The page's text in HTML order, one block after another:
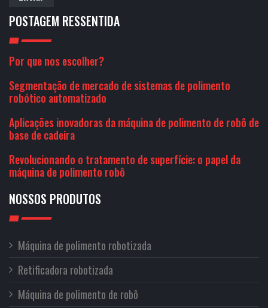
POSTAGEM RESSENTIDA
Por que nos escolher?
Segmentação de mercado de sistemas de polimento
robótico automatizado
Aplicações inovadoras da máquina de polimento de robô de
base de cadeira
Revolucionando o tratamento de superfície: o papel da
máquina de polimento robô
NOSSOS PRODUTOS
Máquina de polimento robotizada
Retificadora robotizada
Máquina de polimento de robô